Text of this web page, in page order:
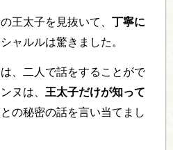
王太子を見抜いて、丁寧に
ャルルは驚きました。
、二人で話をすることがで
ヌは、 王太子だけが知って
の秘密の話を言い当てまし